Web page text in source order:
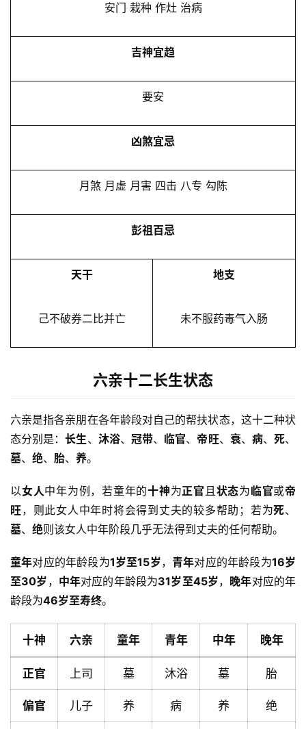
首
安门 栽种 作灶 治病
吉神宜趋
要安
凶煞宜忌
月煞 月虚 月害 四击 八专 勾陈
彭祖百忌
天干
己不破券二比并亡
地支
未不服药毒气入肠
六亲十二长生状态
六亲是指各亲朋在各年龄段对自己的帮扶状态，这十二种状
态分别是：长生、 沐浴、 冠带、 临官、 帝旺、 衰、 病、死、
墓、 绝、 胎、 养。
以女人中年为例，若童年的十神为正官且状态为临官或帝
旺，则此女人中年时将会得到丈夫的较多帮助；若为死、
墓、 绝则该女人中年阶段几乎无法得到丈夫的任何帮助。
童年对应的年龄段为1岁至15岁，青年对应的年龄段为16岁
至30岁 ， 中年对应的年龄段为31岁至45岁， 晚年对应的年
龄段为46岁至寿终。
十神 六亲 童年 青年 中年 晚年
正官 上司 墓 沐浴 墓 胎
偏官 儿子 养 病 养 绝